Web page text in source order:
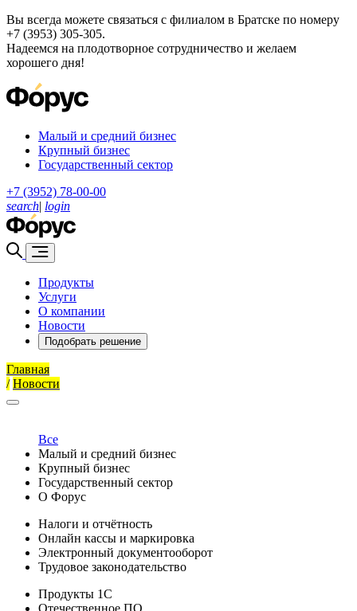
Вы всегда можете связаться с филиалом в Братске по номеру
+7 (3953) 305-305.
Надеемся на плодотворное сотрудничество и желаем
хорошего дня!
Малый и средний бизнес
Крупный бизнес
Государственный сектор
+7 (3952) 78-00-00
search| login
Продукты
Услуги
О компании
Новости
Подобрать решение
Главная
/ Новости
Все
Малый и средний бизнес
Крупный бизнес
Государственный сектор
О Форус
Налоги и отчётность
Онлайн кассы и маркировка
Электронный документооборот
Трудовое законодательство
Продукты 1С
Отечественное ПО